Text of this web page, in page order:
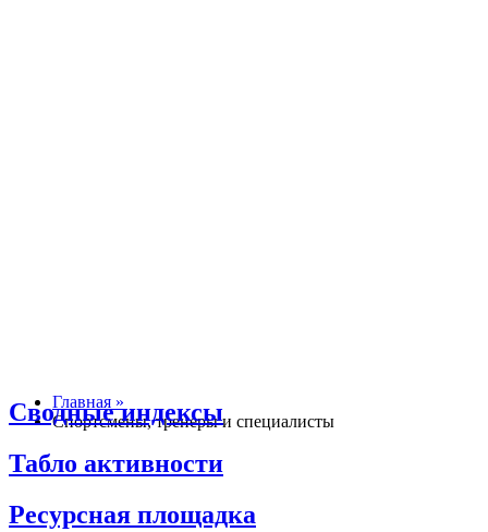
Главная »
Спортсмены, тренеры и специалисты
Сводные индексы
Табло активности
Ресурсная площадка